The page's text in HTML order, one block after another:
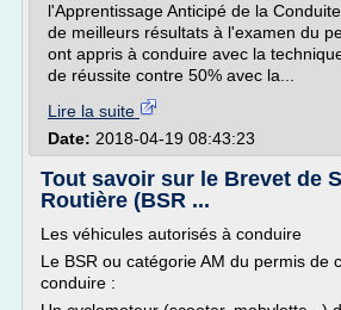
l'Apprentissage Anticipé de la
de meilleurs résultats à l'examen du
ont appris à conduire avec la
de réussite contre 50% avec la...
Lire la suite
Date: 2018-04-19 08:43:23
Tout savoir sur le Brevet de
Routière (BSR ...
Les véhicules autorisés à conduire
Le BSR ou catégorie AM du permis de
conduire :